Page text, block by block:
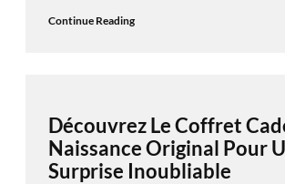
Continue Reading
Découvrez Le Coffret
Naissance Original Pour
Surprise Inoubliable